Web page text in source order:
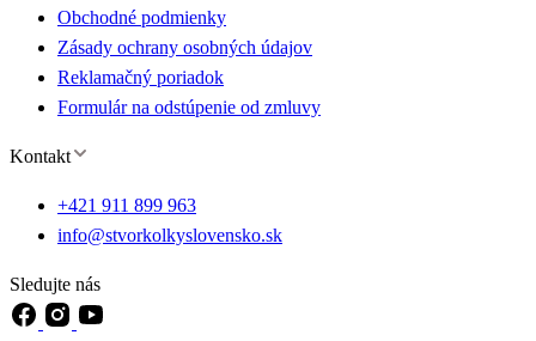
Obchodné podmienky
Zásady ochrany osobných údajov
Reklamačný poriadok
Formulár na odstúpenie od zmluvy
Kontakt
+421 911 899 963
info@stvorkolkyslovensko.sk
Sledujte nás